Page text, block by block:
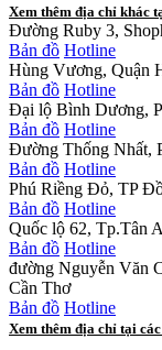
Xem thêm địa chỉ khác
Đường Ruby 3,
Bản đồ Hotline
Hùng Vương, Quận
Bản đồ Hotline
Đại lộ Bình Dương,
Bản đồ Hotline
Đường Thống Nhất,
Bản đồ Hotline
Phú Riềng Đỏ, TP
Bản đồ Hotline
Quốc lộ 62, Tp.Tân
Bản đồ Hotline
đường Nguyễn Văn
Cần Thơ
Bản đồ Hotline
Xem thêm địa chỉ tại